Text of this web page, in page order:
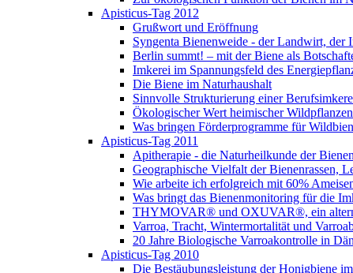
Apisticus-Tag 2012
Grußwort und Eröffnung
Syngenta Bienenweide - der Landwirt, der
Berlin summt! – mit der Biene als
Imkerei im Spannungsfeld des
Die Biene im Naturhaushalt
Sinnvolle Strukturierung einer
Ökologischer Wert heimischer
Was bringen Förderprogramme für
Apisticus-Tag 2011
Apitherapie - die Naturheilkunde der
Geographische Vielfalt der Bienenrassen,
Wie arbeite ich erfolgreich mit 60%
Was bringt das Bienenmonitoring für die
THYMOVAR® und OXUVAR®, ein
Varroa, Tracht, Wintermortalität und
20 Jahre Biologische Varroakontrolle in
Apisticus-Tag 2010
Die Bestäubungsleistung der Honigbiene